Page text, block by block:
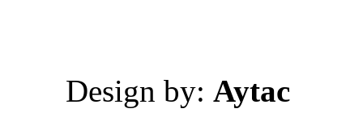
Design by: Aytac